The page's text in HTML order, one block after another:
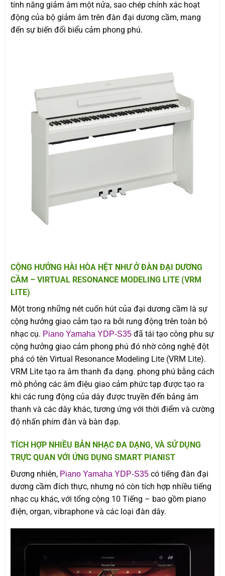
tính năng giảm âm một nửa, sao chép chính xác hoạt
động của bộ giảm âm trên đàn đại dương cầm, mang
đến sự biến đổi biểu cảm phong phú.
CỘNG HƯỞNG HÀI HÒA HỆT NHƯ Ở ĐÀN ĐẠI DƯƠNG
CẦM – VIRTUAL RESONANCE MODELING LITE (VRM
LITE)
Một trong những nét cuốn hút của đại dương cầm là sự
cộng hưởng giao cảm tạo ra bởi rung động trên toàn bộ
nhạc cụ. Piano Yamaha YDP-S35đã tái tạo công phu sự
cộng hưởng giao cảm phong phú đó nhờ công nghệ đột
phá có tên Virtual Resonance Modeling Lite (VRM Lite).
VRM Lite tạo ra âm thanh đa dạng. phong phú bằng cách
mô phỏng các âm điệu giao cảm phức tạp được tạo ra
khi các rung động của dây được truyền đến bảng âm
thanh và các dây khác, tương ứng với thời điểm và cường
độ nhấn phím đàn và bàn đạp.
TÍCH HỢP NHIỀU BẢN NHẠC ĐA DẠNG, VÀ SỬ DỤNG
TRỰC QUAN VỚI ỨNG DỤNG SMART PIANIST
Đương nhiên, Piano Yamaha YDP-S35có tiếng đàn đại
dương cầm đích thực, nhưng nó còn tích hợp nhiều tiếng
nhạc cụ khác, với tổng cộng 10 Tiếng – bao gồm piano
điện, organ, vibraphone và các loại đàn dây.